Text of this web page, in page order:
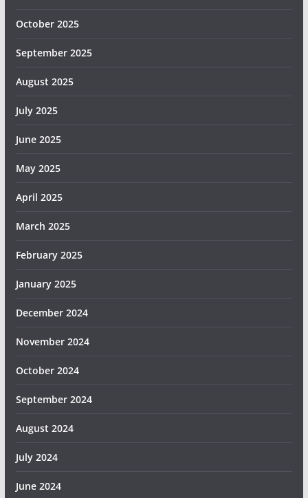
October 2025
September 2025
August 2025
July 2025
June 2025
May 2025
April 2025
March 2025
February 2025
January 2025
December 2024
November 2024
October 2024
September 2024
August 2024
July 2024
June 2024